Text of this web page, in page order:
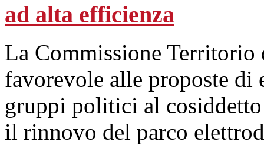
ad alta efficienza
La Commissione Territorio
favorevole alle proposte di
gruppi politici al
il rinnovo del parco